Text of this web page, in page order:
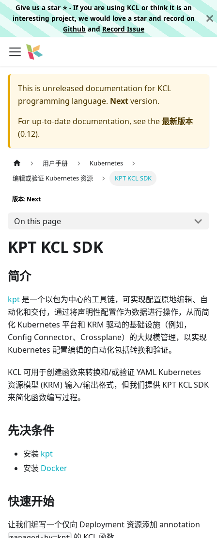
Give us a star ⭐️ - If you are using KCL or think it is an
interesting project, we would love a star and record on
Githuband Record Issue
This is unreleased documentation for KCL
programming language. Nextversion.
For up-to-date documentation, see the最新版本
(0.12).
用户手册
Kubernetes
编辑或验证 Kubernetes 资源
KPT KCL SDK
版本: Next
On this page
KPT KCL SDK
简介
kpt 是一个以包为中心的工具链，可实现配置原地编辑、自
动化和交付，通过将声明性配置作为数据进行操作，从而简
化 Kubernetes 平台和 KRM 驱动的基础设施（例如，
Config Connector、Crossplane）的大规模管理，以实现
Kubernetes 配置编辑的自动化包括转换和验证。
KCL 可用于创建函数来转换和/或验证 YAML Kubernetes
资源模型 (KRM) 输入/输出格式，但我们提供 KPT KCL SDK
来简化函数编写过程。
先决条件
安装 kpt
安装 Docker
快速开始
让我们编写一个仅向 Deployment 资源添加 annotation